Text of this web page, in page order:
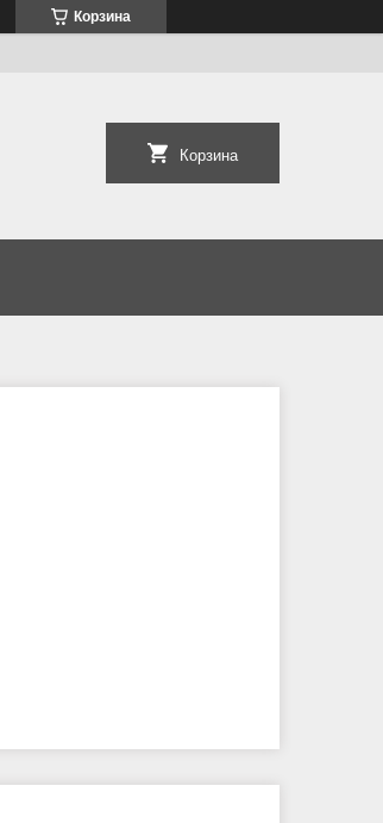
Корзина
Корзина